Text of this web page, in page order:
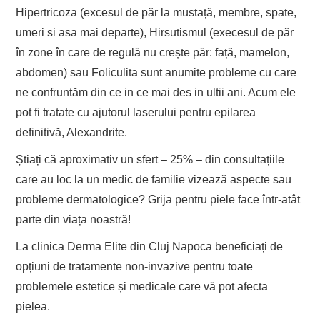
Hipertricoza (excesul de păr la mustață, membre, spate,
umeri si asa mai departe), Hirsutismul (execesul de păr
în zone în care de regulă nu crește păr: față, mamelon,
abdomen) sau Foliculita sunt anumite probleme cu care
ne confruntăm din ce in ce mai des in ultii ani. Acum ele
pot fi tratate cu ajutorul laserului pentru epilarea
definitivă, Alexandrite.
Știați că aproximativ un sfert – 25% – din consultațiile
care au loc la un medic de familie vizează aspecte sau
probleme dermatologice? Grija pentru piele face într-atât
parte din viața noastră!
La clinica Derma Elite din Cluj Napoca beneficiați de
opțiuni de tratamente non-invazive pentru toate
problemele estetice și medicale care vă pot afecta
pielea.